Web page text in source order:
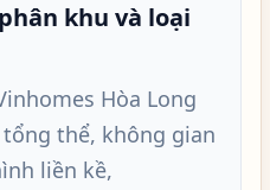
khu và loại
Hòa Long
thể, không gian
liền kề,